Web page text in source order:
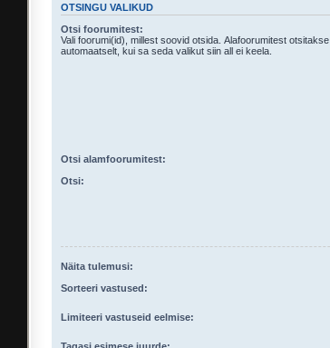
OTSINGU VALIKUD
Otsi foorumitest:
Vali foorumi(id), millest soovid otsida. Alafoorumitest otsitakse
automaatselt, kui sa seda valikut siin all ei keela.
Otsi alamfoorumitest:
Otsi:
Näita tulemusi:
Sorteeri vastused:
Limiteeri vastuseid eelmise: